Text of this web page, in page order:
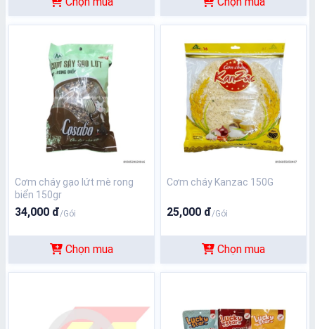
Cơm cháy gạo lứt mè rong
biển 150gr
34,000 đ/Gói
Chọn mua
Cơm cháy Kanzac 150G
25,000 đ/Gói
Chọn mua